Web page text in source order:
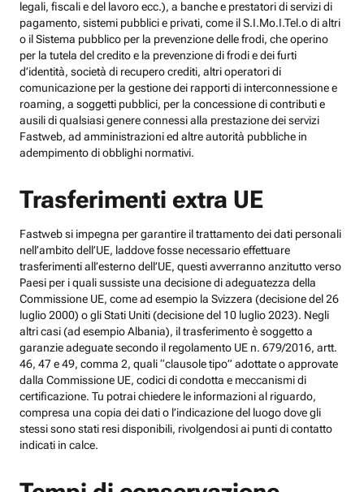
legali, fiscali e del lavoro ecc.), a banche e prestatori di servizi di
pagamento, sistemi pubblici e privati, come il S.I.Mo.I.Tel.o di altri
o il Sistema pubblico per la prevenzione delle frodi, che operino
per la tutela del credito e la prevenzione di frodi e dei furti
d’identità, società di recupero crediti, altri operatori di
comunicazione per la gestione dei rapporti di interconnessione e
roaming, a soggetti pubblici, per la concessione di contributi e
ausili di qualsiasi genere connessi alla prestazione dei servizi
Fastweb, ad amministrazioni ed altre autorità pubbliche in
adempimento di obblighi normativi.
Trasferimenti extra UE
Fastweb si impegna per garantire il trattamento dei dati personali
nell’ambito dell’UE, laddove fosse necessario effettuare
trasferimenti all’esterno dell’UE, questi avverranno anzitutto verso
Paesi per i quali sussiste una decisione di adeguatezza della
Commissione UE, come ad esempio la Svizzera (decisione del 26
luglio 2000) o gli Stati Uniti (decisione del 10 luglio 2023). Negli
altri casi (ad esempio Albania), il trasferimento è soggetto a
garanzie adeguate secondo il regolamento UE n. 679/2016, artt.
46, 47 e 49, comma 2, quali “clausole tipo” adottate o approvate
dalla Commissione UE, codici di condotta e meccanismi di
certificazione. Tu potrai chiedere le informazioni al riguardo,
compresa una copia dei dati o l’indicazione del luogo dove gli
stessi sono stati resi disponibili, rivolgendosi ai punti di contatto
indicati in calce.